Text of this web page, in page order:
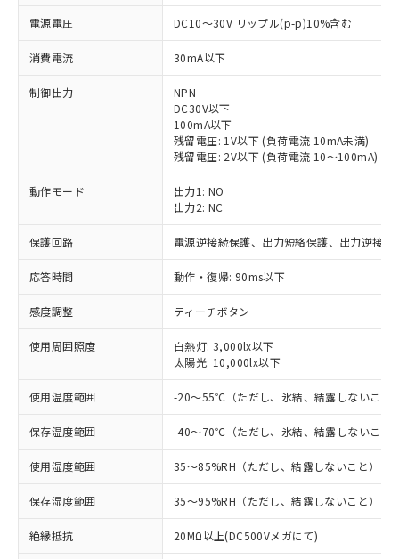
電源電圧 DC10～30V リップル(p-p)10%含む
消費電流 30mA以下
制御出力
NPN
DC30V以下
100mA以下
残留電圧: 1V以下 (負荷電流 10mA未満)
残留電圧: 2V以下 (負荷電流 10～100mA)
動作モード
出力1: NO
出力2: NC
保護回路 電源逆接続保護、出力短絡保護、出力逆接続
応答時間 動作・復帰: 90ms以下
感度調整 ティーチボタン
使用周囲照度
白熱灯: 3,000lx以下
太陽光: 10,000lx以下
使用温度範囲 -20～55℃（ただし、氷結、結露しないこと
保存温度範囲 -40～70℃（ただし、氷結、結露しないこと
使用湿度範囲 35～85%RH（ただし、結露しないこと）
保存湿度範囲 35～95%RH（ただし、結露しないこと）
絶縁抵抗 20MΩ以上(DC500Vメガにて)
ご利用条件
以下の条件をお読みいただき、同意のうえ
ご利用ください。
本サービスは、当社制御機器事業取扱
商品の当社在庫状況および標準価格
(税抜)を提供させていただくもので
当社制御機器事業取扱商品の中には、
本サービスの対象外となる商品もある
ことをご了承ください。
対応済み：EU RoHS指令（10物質）の
非含有に対応した製品が提供可能な商品で
対応予定：EU RoHS指令（10物質）の非含
有に対応した製品に切り替える予定のある
対応予定なし：EU RoHS指令（10物質）の
非含有に非対応の商品で、対応品を出す予
定はありません。
調査・確認中：EU RoHS指令（10物質）の
非含有の対応状況を調査中または確認中の
商品です。
非該当品：ライセンス料など無形物で、有
害物質有無と関係のない商品です。
仕入先様の事情により、非含有部品として
いたものが、含有品と判明した場合などや
※1 中国RoHS○×表
「○」：最大均質材料含有率が中国RoHSの
基準値以下であることを示します。
「×」：最大均質材料含有率が中国RoHSの
基準値を超えていることを示します。
当社は、これら貴社製品のうち、外国